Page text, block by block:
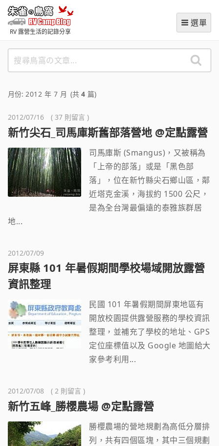
至
內
朱雀の鳥窩
RV 露營生活的記錄分享
選單
搜
尋
窩
文
章
月份: 2012 年 7 月 (共 4 篇)
2012/07/16 ( 37 則留言 )
新竹尖石_司馬庫斯舊部落營地 @定點露營
司馬庫斯 (Smangus)，又被稱為
「上帝的部落」或是「黑色部
落」，位在新竹縣尖石鄉山區，鄰
近塔克金溪，海拔約 1500 公尺，
是為全台灣最偏遠的泰雅族群居
地...
2012/07/09
屏東縣 101 年暑假期間學校場域開放露營
資訊整理
民國 101 年暑假期間屏東地區有
開放校園提供露營服務的學校資訊
整理，並補充了學校的地址、GPS
定位座標值以及 Google 地圖給大
家參考利用...
2012/07/08 ( 2 則留言 )
新竹五峰_勝櫻農場 @定點露營
勝櫻農場的營地規劃為高低分層排
列，共有四個區塊，其中三個規劃